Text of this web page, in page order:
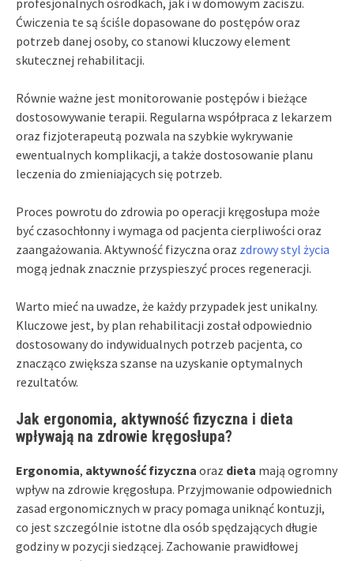
Ćwiczenia te są ściśle dopasowane do postępów oraz
potrzeb danej osoby, co stanowi kluczowy element
skutecznej rehabilitacji.
Równie ważne jest monitorowanie postępów i bieżące
dostosowywanie terapii. Regularna współpraca z lekarzem
oraz fizjoterapeutą pozwala na szybkie wykrywanie
ewentualnych komplikacji, a także dostosowanie planu
leczenia do zmieniających się potrzeb.
Proces powrotu do zdrowia po operacji kręgosłupa może
być czasochłonny i wymaga od pacjenta cierpliwości oraz
zaangażowania. Aktywność fizyczna oraz zdrowy styl życia
mogą jednak znacznie przyspieszyć proces regeneracji.
Warto mieć na uwadze, że każdy przypadek jest unikalny.
Kluczowe jest, by plan rehabilitacji został odpowiednio
dostosowany do indywidualnych potrzeb pacjenta, co
znacząco zwiększa szanse na uzyskanie optymalnych
rezultatów.
Jak ergonomia, aktywność fizyczna i dieta
wpływają na zdrowie kręgosłupa?
Ergonomia, aktywność fizyczna oraz dieta mają ogromny
wpływ na zdrowie kręgosłupa. Przyjmowanie odpowiednich
zasad ergonomicznych w pracy pomaga uniknąć kontuzji,
co jest szczególnie istotne dla osób spędzających długie
godziny w pozycji siedzącej. Zachowanie prawidłowej